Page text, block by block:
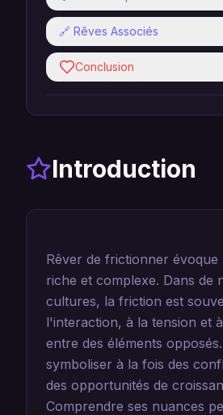
🔗 Rêves Associés
Conclusion
Introduction
Rêver de frictionner évoque
riche et complexe. Dans de
cultures, la friction est
l'interaction, à la tension et
entre des éléments
symboliser à la fois des
des opportunités de
Comprendre ses nuances